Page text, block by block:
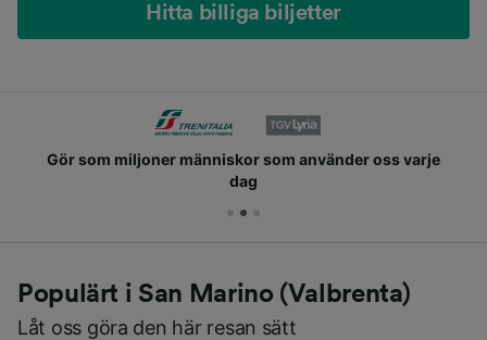
Hitta billiga biljetter
Gör som miljoner människor som använder oss varje
dag
Populärt i San Marino (Valbrenta)
Låt oss göra den här resan sätt